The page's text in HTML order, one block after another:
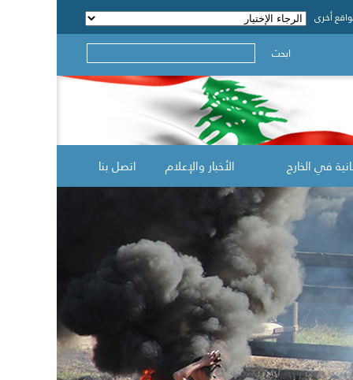
أخرى
ابحث
في الخارج الأخبار والإعلام اتصل بنا